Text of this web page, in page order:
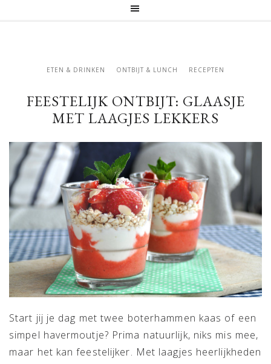
ETEN & DRINKEN ONTBIJT & LUNCH RECEPTEN
FEESTELIJK ONTBIJT: GLAASJE
MET LAAGJES LEKKERS
Start jij je dag met twee boterhammen kaas of een
simpel havermoutje? Prima natuurlijk, niks mis mee,
maar het kan feestelijker. Met laagjes heerlijkheden